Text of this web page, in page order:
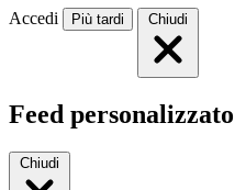
Accedi Più tardi Chiudi
Feed personalizzato
Chiudi